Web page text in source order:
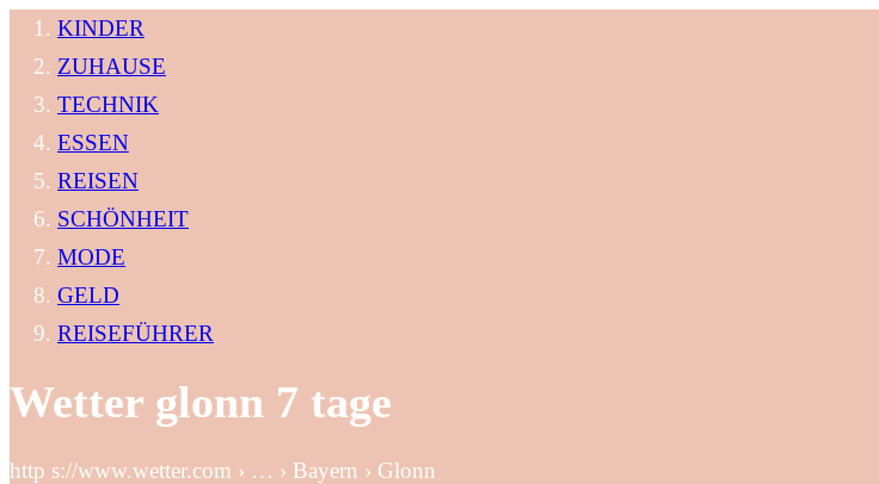
KINDER
ZUHAUSE
TECHNIK
ESSEN
REISEN
SCHÖNHEIT
MODE
GELD
REISEFÜHRER
Wetter glonn 7 tage
http s://www.wetter.com › … › Bayern › Glonn